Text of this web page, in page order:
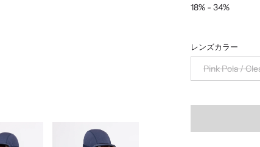
18% - 34%
レンズカラー
Pink Pola /